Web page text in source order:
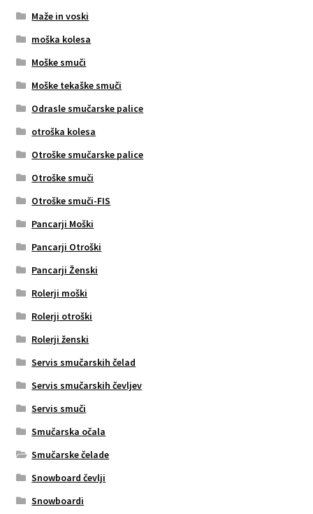
Maže in voski
moška kolesa
Moške smuči
Moške tekaške smuči
Odrasle smučarske palice
otroška kolesa
Otroške smučarske palice
Otroške smuči
Otroške smuči-FIS
Pancarji Moški
Pancarji Otroški
Pancarji Ženski
Rolerji moški
Rolerji otroški
Rolerji ženski
Servis smučarskih čelad
Servis smučarskih čevljev
Servis smuči
Smučarska očala
Smučarske čelade
Snowboard čevlji
Snowboardi